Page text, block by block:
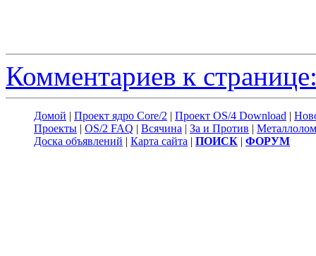
Комментариев к
Домой | Проект ядро Core/2 | Проект OS/4 Download |
Проекты | OS/2 FAQ | Всячина | За и Против | Металлолом
Доска объявлений | Карта сайта | ПОИСК | ФОРУМ